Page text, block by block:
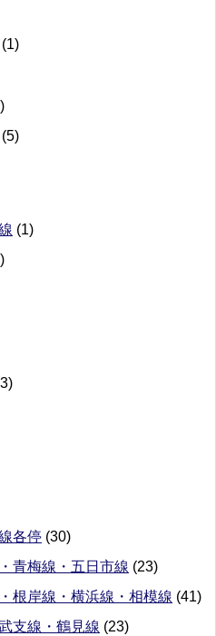
(1)
(5)
(1)
各停 (30)
青梅線・五日市線 (23)
根岸線・横浜線・相模線 (41)
支線・鶴見線 (23)